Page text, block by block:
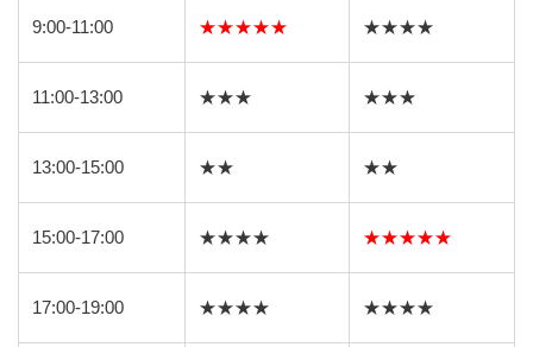
9:00-11:00 ★★★★★ ★★★★
11:00-13:00 ★★★ ★★★
13:00-15:00 ★★ ★★
15:00-17:00 ★★★★ ★★★★★
17:00-19:00 ★★★★ ★★★★